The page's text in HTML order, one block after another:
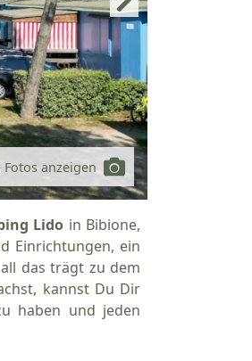
Fotos anzeigen
Lido in Bibione,
Einrichtungen, ein
das trägt zu dem
kannst Du Dir
haben und jeden